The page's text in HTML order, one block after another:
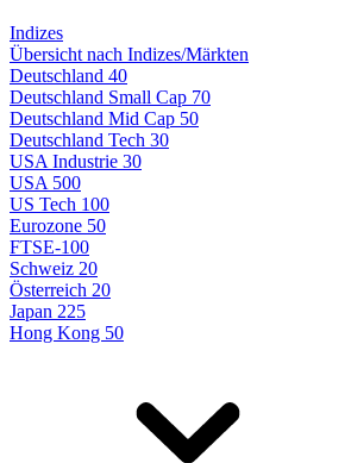
Indizes
Übersicht nach Indizes/Märkten
Deutschland 40
Deutschland Small Cap 70
Deutschland Mid Cap 50
Deutschland Tech 30
USA Industrie 30
USA 500
US Tech 100
Eurozone 50
FTSE-100
Schweiz 20
Österreich 20
Japan 225
Hong Kong 50